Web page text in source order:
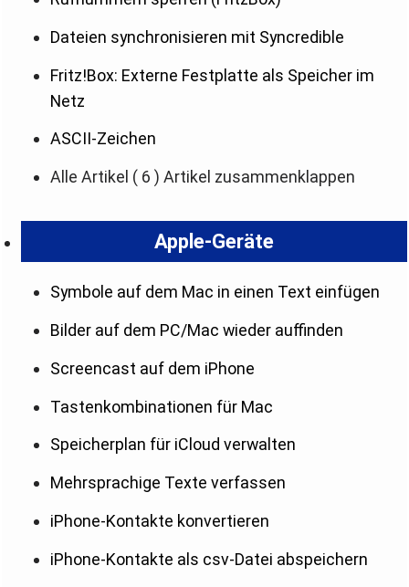
Dateien synchronisieren mit Syncredible
Fritz!Box: Externe Festplatte als Speicher im
Netz
ASCII-Zeichen
Alle Artikel ( 6 ) Artikel zusammenklappen
Apple-Geräte
Symbole auf dem Mac in einen Text einfügen
Bilder auf dem PC/Mac wieder auffinden
Screencast auf dem iPhone
Tastenkombinationen für Mac
Speicherplan für iCloud verwalten
Mehrsprachige Texte verfassen
iPhone-Kontakte konvertieren
iPhone-Kontakte als csv-Datei abspeichern